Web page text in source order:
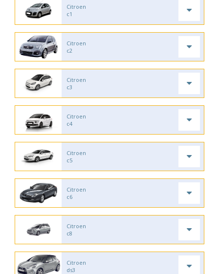
Citroen
c1
Citroen
c2
Citroen
c3
Citroen
c4
Citroen
c5
Citroen
c6
Citroen
c8
Citroen
ds3